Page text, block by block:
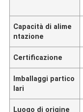
Capacità di alime
ntazione
Certificazione
Imballaggi partico
lari
Luogo di origine